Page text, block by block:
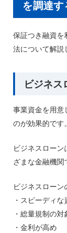
を調達
保証つき融資を
法について解説
ビジネス
事業資金を用意
のが効果的です。
ビジネスロー
ざまな金融機関
ビジネスローン
・スピーディ
・総量規制の対
・金利が高め